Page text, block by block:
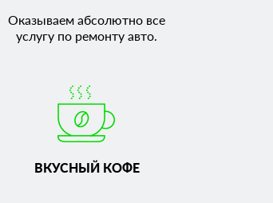
Оказываем абсолютно все
услугу по ремонту авто.
ВКУСНЫЙ КОФЕ